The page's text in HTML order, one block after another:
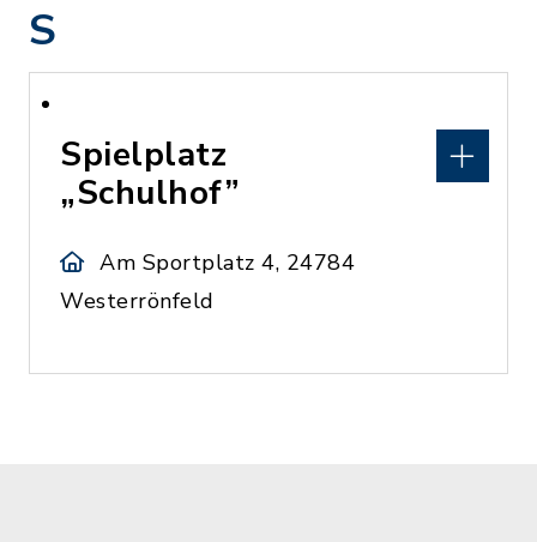
S
Spielplatz
„Schulhof”
Am Sportplatz 4, 24784
Westerrönfeld